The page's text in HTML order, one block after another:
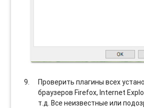
Проверить плагины всех
браузеров Firefox, Internet
т.д. Все неизвестные или